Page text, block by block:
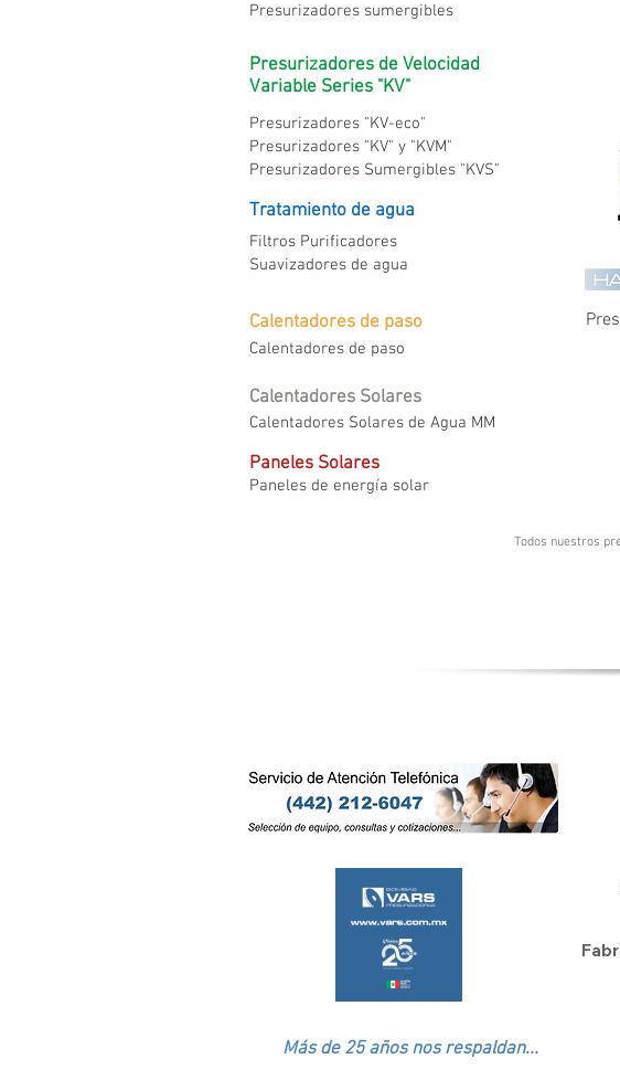
Todos nuestros
Presurizadores sumergibles
Presurizadores de Velocidad
Variable Series "KV"
Presurizadores "KV-eco"
Presurizadores "KV" y "KVM"
Presurizadores Sumergibles "KVS"
Tratamiento de agua
Filtros Purificadores
Suavizadores de agua
Calentadores de paso
Calentadores de paso
Calentadores Solares
Calentadores Solares de Agua MM
Paneles Solares
Paneles de energía solar
Más de 25 años nos respaldan...